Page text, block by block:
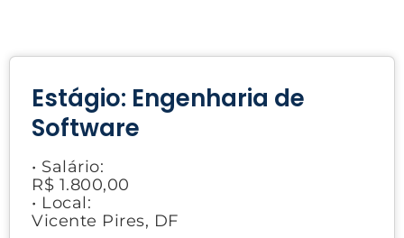
Estágio: Engenharia de
Software
• Salário:
R$ 1.800,00
• Local:
Vicente Pires, DF